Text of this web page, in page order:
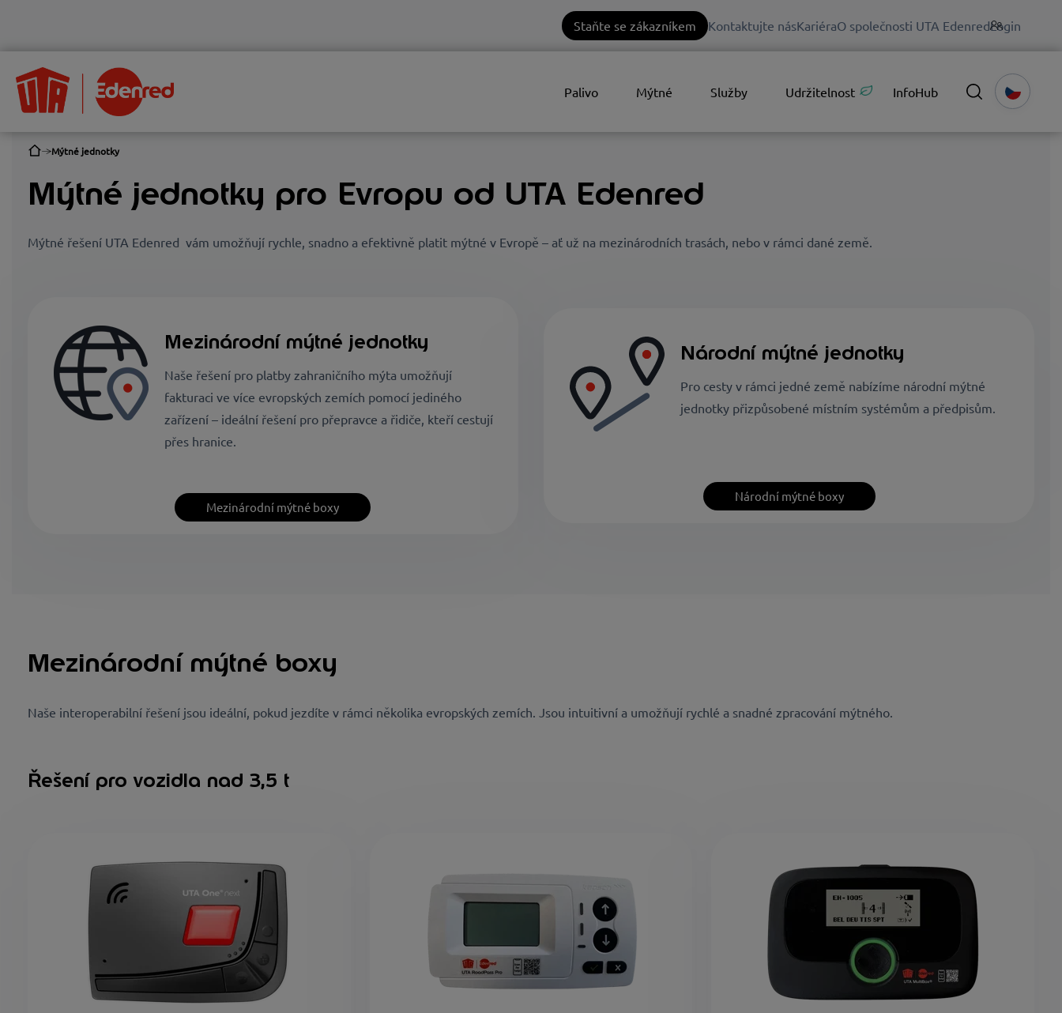
Staňte se zákazníkem Kontaktujte násKariéraO společnosti UTA EdenredLogin
Palivo Mýtné Služby Udržitelnost InfoHub
Mýtné jednotky
Mýtné jednotky pro Evropu od UTA Edenred
Mýtné řešení UTA Edenred vám umožňují rychle, snadno a efektivně platit mýtné v Evropě – ať už na mezinárodních trasách, nebo v rámci dané země.
Mezinárodní mýtné jednotky
Naše řešení pro platby zahraničního mýta umožňují
fakturaci ve více evropských zemích pomocí jediného
zařízení – ideální řešení pro přepravce a řidiče, kteří cestují
přes hranice.
Mezinárodní mýtné boxy
Národní mýtné jednotky
Pro cesty v rámci jedné země nabízíme národní mýtné
jednotky přizpůsobené místním systémům a předpisům.
Národní mýtné boxy
Mezinárodní mýtné boxy
Naše interoperabilní řešení jsou ideální, pokud jezdíte v rámci několika evropských zemích. Jsou intuitivní a umožňují rychlé a snadné zpracování mýtného.
Řešení pro vozidla nad 3,5 t